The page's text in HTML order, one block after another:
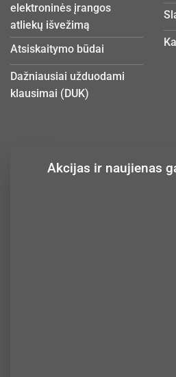
elektroninės įrangos
atliekų išvežimą
Atsiskaitymo būdai
Dažniausiai užduodami
klausimai (DUK)
Akcijas ir naujienas